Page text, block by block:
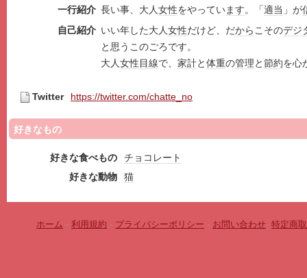
一行紹介 長い事、大人女性をやっています。「適当 」が
自己紹介 いい年した大人女性だけど、だからこそのデジ
と思うこのごろです。
大人女性目線で、 家計と体重の管理と節約を心
Twitter https://twitter.com/chatte_no
好きなもの
好きな食べもの
チョコレート
好きな動物
猫
ホーム - 利用規約 - プライバシーポリシー - お問い合わせ- 特定商